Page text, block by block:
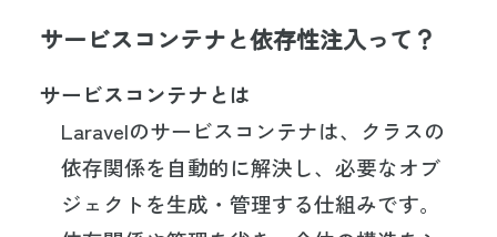
サービスコンテナと依存性注入って？
サービスコンテナとは
Laravelのサービスコンテナは、クラスの
依存関係を自動的に解決し、必要なオブ
ジェクトを生成・管理する仕組みです。